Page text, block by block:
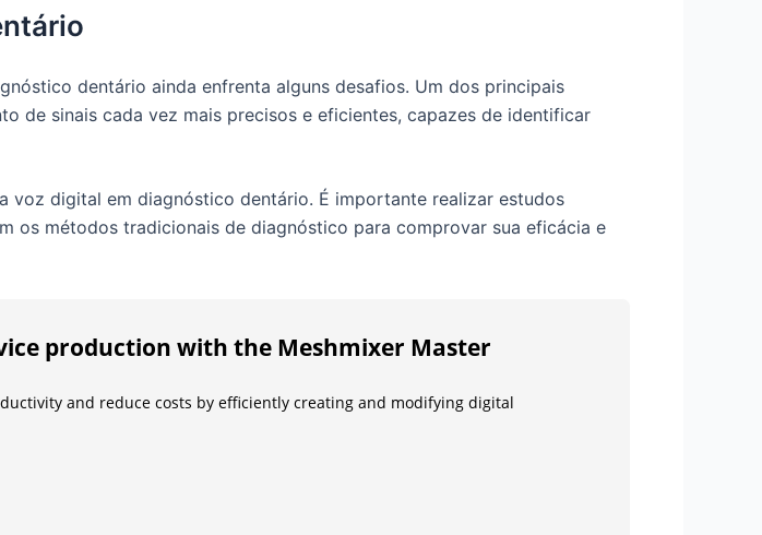
dentário ainda enfrenta alguns desafios. Um dos principais
de sinais cada vez mais precisos e eficientes, capazes de identificar
voz digital em diagnóstico dentário. É importante realizar estudos
os métodos tradicionais de diagnóstico para comprovar sua eficácia e
production with the Meshmixer Master
and reduce costs by efficiently creating and modifying digital